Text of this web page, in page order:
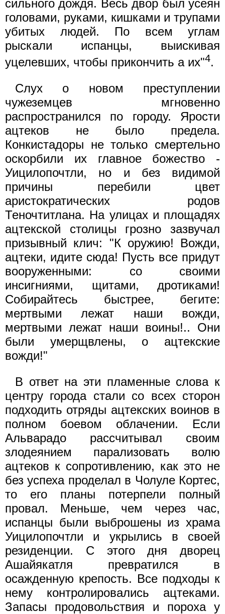
сильного дождя. Весь двор был усеян
головами, руками, кишками и трупами
убитых людей. По всем углам
рыскали испанцы, выискивая
уцелевших, чтобы прикончить а их"4.
Слух о новом преступлении
чужеземцев мгновенно
распространился по городу. Ярости
ацтеков не было предела.
Конкистадоры не только смертельно
оскорбили их главное божество -
Уицилопочтли, но и без видимой
причины перебили цвет
аристократических родов
Теночтитлана. На улицах и площадях
ацтекской столицы грозно зазвучал
призывный клич: "К оружию! Вожди,
ацтеки, идите сюда! Пусть все придут
вооруженными: со своими
инсигниями, щитами, дротиками!
Собирайтесь быстрее, бегите:
мертвыми лежат наши вожди,
мертвыми лежат наши воины!.. Они
были умерщвлены, о ацтекские
вожди!"
В ответ на эти пламенные слова к
центру города стали со всех сторон
подходить отряды ацтекских воинов в
полном боевом облачении. Если
Альварадо рассчитывал своим
злодеянием парализовать волю
ацтеков к сопротивлению, как это не
без успеха проделал в Чолуле Кортес,
то его планы потерпели полный
провал. Меньше, чем через час,
испанцы были выброшены из храма
Уицилопочтли и укрылись в своей
резиденции. С этого дня дворец
Ашайякатля превратился в
осажденную крепость. Все подходы к
нему контролировались ацтеками.
Запасы продовольствия и пороха у